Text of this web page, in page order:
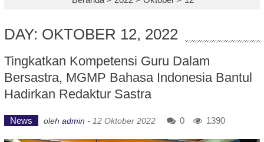
DAY: OKTOBER 12, 2022
Tingkatkan Kompetensi Guru Dalam
Bersastra, MGMP Bahasa Indonesia Bantul
Hadirkan Redaktur Sastra
News oleh admin - 12 Oktober 2022 0 1390